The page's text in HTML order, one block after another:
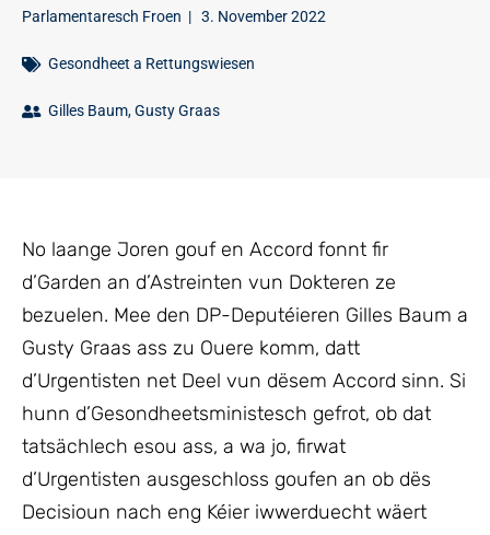
Parlamentaresch Froen | 3. November 2022
Gesondheet a Rettungswiesen
Gilles Baum,Gusty Graas
No laange Joren gouf en Accord fonnt fir
d’Garden an d’Astreinten vun Dokteren ze
bezuelen. Mee den DP-Deputéieren Gilles Baum a
Gusty Graas ass zu Ouere komm, datt
d’Urgentisten net Deel vun dësem Accord sinn. Si
hunn d’Gesondheetsministesch gefrot, ob dat
tatsächlech esou ass, a wa jo, firwat
d’Urgentisten ausgeschloss goufen an ob dës
Decisioun nach eng Kéier iwwerduecht wäert